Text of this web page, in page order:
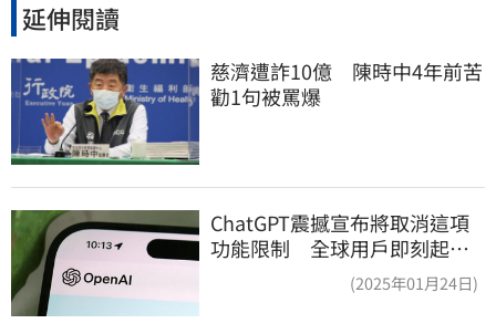
延伸閱讀
慈濟遭詐10億　陳時中4年前苦
勸1句被罵爆
ChatGPT震撼宣布將取消這項
功能限制 全球用戶即刻起
(2025年01月24日)